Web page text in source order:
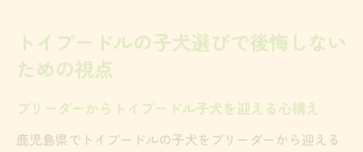
トイプードルの子犬選びで後悔しない
ための視点
ブリーダーからトイプードル子犬を迎える心構え
鹿児島県でトイプードルの子犬をブリーダーから迎える